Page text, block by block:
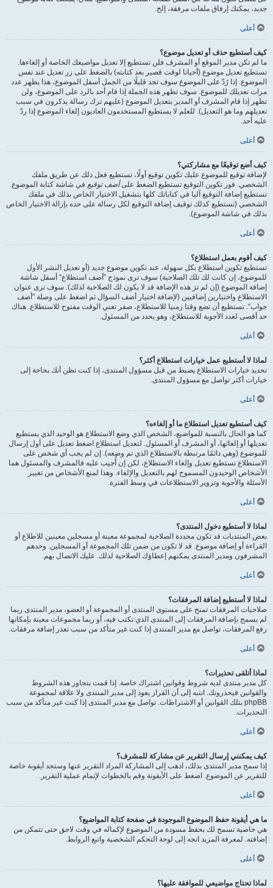
جديد، يمكنك إرفاق ملفات مرفقة، إلخ.
أعلى
كيف أستطيع حذف أو تعديل موضوع؟
ما لم تكن مدير الموقع أو المشرف فلن تستطيع إلا تعديل مواضيعك الخاصة أو إلغاءها.
تستطيع تعديل موضوع (أحيانا لوقت قصير بعد كتابته) بالضغط على زر تعديل عند نفس
الموضوع. إذا رُدّ على الموضوع سوف تجد قليلًا من الجمل أسفل الموضوع، هذا يظهر عدد
مرات تعديلك للموضوع. سوف تظهر هذه الجملة إذا قام أحد بالرد على الموضوع، ولن
تظهر إذا قام المشرف أو المدير بتعديل الموضوع (عليهم ترك رسالة يذكرون في سبب
تعديلهم وما هو التعديل). للعلم لا يستطيع المستخدمون العاديون إلغاء الموضوع إذا ردّ
عليه أحد.
أعلى
كيف أضع توقيعًا مع مشاركتي؟
لإضافة توقيع للموضوع عليك تكوين توقيع أولًا، تستطيع فعل ذلك عن طريق ملفك
الشخصي. فور تكوين التوقيع تستطيع الضغط علىأضف توقيع في شاشة كتابة الموضوع.
تستطيع إضافة التوقيع آليا في كتاباتك كلها بتشغيل الاختيار الخاص بذلك في ملفك
الشخصي (تستطيع كذلك توقيف إضافة التوقيع لكل رسالة على حده بإزالة الاختيار الخاص
بذلك في شاشة الموضوع).
أعلى
كيف أقوم بعمل استطلاع؟
تستطيع تكوين استطلاع بكل سهولة، عند تكوين موضوع جديد (أو تعديل النشر الأول
للموضوع، إن كانت لك تلك الصلاحية) سوف ترى نموذج ”أضف استطلاع“ أسفل شاشة
إضافة الموضوع (إن لم ترَ هذه الإضافة قد لا يكون لك الصلاحية لذلك). سوف ترى عنوان
الاستطلاع واختيارين إضافيين (لإضافة اختيار أضف السؤال ثم اضغط على وصلة ”أضف
جواب“. تستطيع أن تضع وقتا زمنيا للاستطلاع، صفر تعني الوقت مفتوح للاستطلاع. هناك
حد أقصى لعدد الأجوبة للاستطلاع، وهو يحدد من المسئول.
أعلى
لماذا لا أستطيع عمل خيارات استطلاع أكثر؟
تحديد خيارات الاستطلاع يضبط من قبل مسؤول المنتدى، إذا كنت تظن أنك بحاجة إلى
خيارات أكثر تواصل مع مسؤول المنتدى.
أعلى
كيف أستطيع تعديل استطلاع ما أو إلغاءه؟
كما هو الحال بالنسبة للمواضيع، الشخص الذي وضع الاستطلاع هو الوحيد الذي يستطيع
تعديلها أو إلغائها، أو المشرف أو المسئول. لتعديل استطلاع اضغط تعديل على أول إرسال
للموضوع (وهي دائمًا مرتبطة بالاستطلاع الذي تم وضعه). إن لم يجب أي شخص على
الاستطلاع تستطيع تعديل وإلغاء الاستطلاع، لكن إن أُجيب عليه فالمشرف والمسئول هما
الأشخاص الوحيدون المسموح لهم بالتعديل والإلغاء. وهذا لمنع الأشخاص من تغيير
الأسئلة والأجوبة وتزوير الاستطلاعات في وسط الفترة.
أعلى
لماذا لا أستطيع دخول المنتدى؟
بعض المنتديات قد تكون محددة الصلاحية لمجموعة معينة أو مسجلين معينين للاطلاع أو
القراءة أو إضافة موضوع. قد لا تكون من ضمن تلك المجموعة أو المسجلين. وحدهم
المشرفون ومدير المنتدى يمكنهم إعطاؤك الصلاحية لذلك. عليك الاتصال بهم.
أعلى
لماذا لا أستطيع إضافة المرفقات؟
صلاحيات المرفقات تمنح على مستوى المنتدى أو المجموعة أو العضو، مدير المنتدى ربما
لم يسمح بإضافة المرفقات إلى المنتدى الذي تكتب فيه، أو ربما مجموعات معينة بإمكانها
رفع المرفقات، تواصل مع مدير المنتدى إذا كنت غير متأكد من سبب تعذر إضافة مرفقات.
أعلى
لماذا أتلقى تحذيرات؟
كل مدير منتدى لديه شروط وقوانين اشتراك خاصة. إذا قمت بتجاوز هذه الشروط
والقوانين فيحذرونك. انتبه إلى أن القرار يعود إلى مدير المنتدى ولا علاقة لمجموعة
phpBB بتلك القوانين أو الاشتراطات. تواصل مع مدير المنتدى إذا كنت غير متأكد من سبب
التحذيرات.
أعلى
كيف يمكنني إرسال التقرير عن مشاركة للمشرف؟
إذا سمح مدير المنتدى بذلك، اذهب إلى المشاركة المراد التقرير عنها وستجد أيقونة خاصة
للتقرير عن الموضوع. اضغط على الأيقونة وقم بالخطوات لإتمام عملية التقرير.
أعلى
ما هي أيقونة حفظ الموضوع الموجودة في صفحة كتابة المواضيع؟
هي خاصية تسمح لك بحفظ مسودة من الموضوع لإكماله في وقت لاحق حتى تتمكن من
إضافته. لمعرفة المزيد اتجه إلى لوحة التحكم الشخصية واتبع الروابط.
أعلى
لماذا تحتاج مواضيعي للموافقة عليها؟